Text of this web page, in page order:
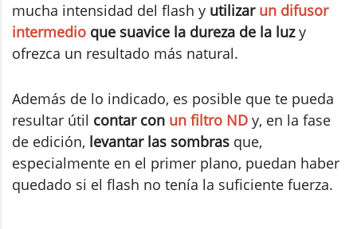
mucha intensidad del flash y utilizar un difusor
intermedio que suavice la dureza de la luzy
ofrezca un resultado más natural.
Además de lo indicado, es posible que te pueda
resultar útil contar con un filtro ND y, en la fase
de edición, levantar las sombras que,
especialmente en el primer plano, puedan haber
quedado si el flash no tenía la suficiente fuerza.